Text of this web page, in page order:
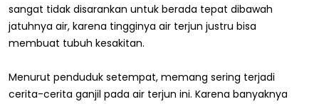
sangat tidak disarankan untuk berada tepat dibawah
jatuhnya air, karena tingginya air terjun justru bisa
membuat tubuh kesakitan.
Menurut penduduk setempat, memang sering terjadi
cerita-cerita ganjil pada air terjun ini. Karena banyaknya